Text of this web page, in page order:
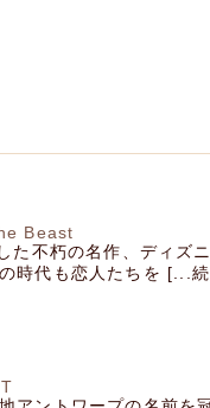
Beast
た不朽の名作、ディズ
時代も恋人たちを [...